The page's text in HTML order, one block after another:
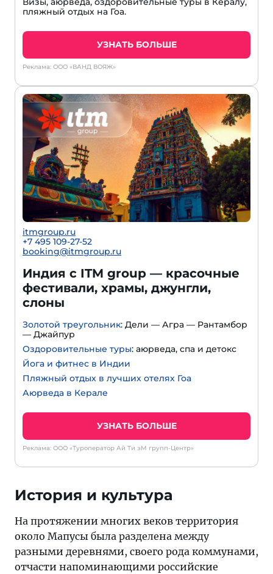
пляжный отдых на Гоа.
УЗНАТЬ БОЛЬШЕ
Реклама: ООО «ВАНД ВОЯЖ»
itmgroup.ru
+7 495 109-27-52
booking@itmgroup.ru
Индия с ITM group — красочные
фестивали, храмы, джунгли,
слоны
Золотой треугольник: Дели — Агра — Рантамбор
— Джайпур
Оздоровительные туры: аюрведа, спа и детокс
Йога и фитнес в Индии
Пляжный отдых в лучших отелях Гоа
Аюрведа в Керале
УЗНАТЬ БОЛЬШЕ
Реклама: ООО «Туроператор Ай Ти эМ групп-Центр»
История и культура
На протяжении многих веков территория
около Мапусы была разделена между
разными деревнями, своего рода коммунами,
отчасти напоминающими российские